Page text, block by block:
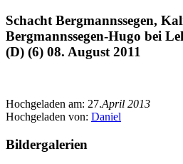
Schacht Bergmannssegen,
Bergmannssegen-Hugo bei
(D) (6) 08. August 2011
Hochgeladen am: 27.April 2013
Hochgeladen von: Daniel
Bildergalerien